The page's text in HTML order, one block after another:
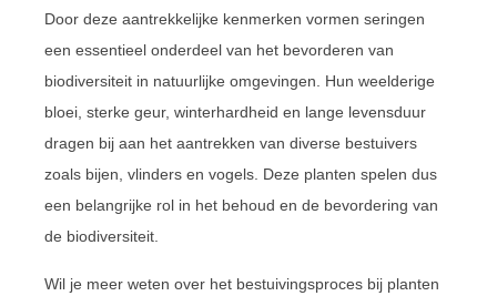
Door deze aantrekkelijke kenmerken vormen seringen
een essentieel onderdeel van het bevorderen van
biodiversiteit in natuurlijke omgevingen. Hun weelderige
bloei, sterke geur, winterhardheid en lange levensduur
dragen bij aan het aantrekken van diverse bestuivers
zoals bijen, vlinders en vogels. Deze planten spelen dus
een belangrijke rol in het behoud en de bevordering van
de biodiversiteit.
Wil je meer weten over het bestuivingsproces bij planten